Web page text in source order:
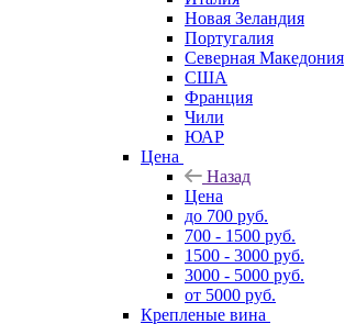
Новая Зеландия
Португалия
Северная Македония
США
Франция
Чили
ЮАР
Цена
Назад
Цена
до 700 руб.
700 - 1500 руб.
1500 - 3000 руб.
3000 - 5000 руб.
от 5000 руб.
Крепленые вина